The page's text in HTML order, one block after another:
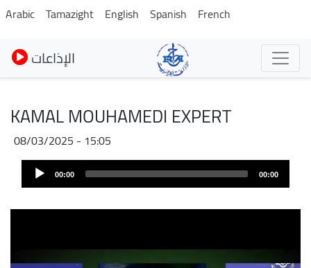
Skip
to
main
content
Arabic Tamazight English Spanish French
الإذاعات
KAMAL MOUHAMEDI EXPERT
08/03/2025 - 15:05
Audio
Player 00:00 00:00